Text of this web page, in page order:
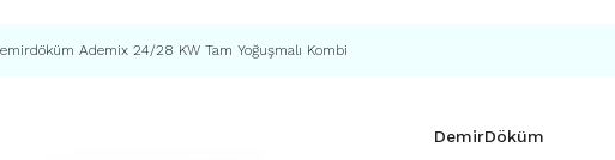
Ademix 24/28 KW Tam Yoğuşmalı Kombi
DemirDöküm